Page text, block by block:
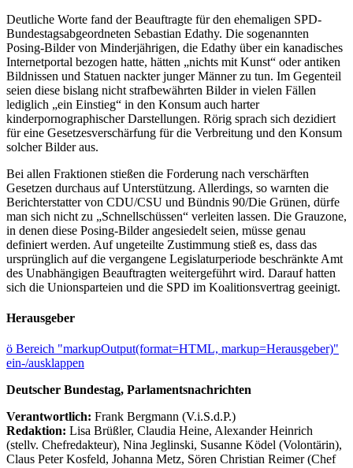
Deutliche Worte fand der Beauftragte für den ehemaligen SPD-
Bundestagsabgeordneten Sebastian Edathy. Die sogenannten
Posing-Bilder von Minderjährigen, die Edathy über ein kanadisches
Internetportal bezogen hatte, hätten „nichts mit Kunst“ oder antiken
Bildnissen und Statuen nackter junger Männer zu tun. Im Gegenteil
seien diese bislang nicht strafbewährten Bilder in vielen Fällen
lediglich „ein Einstieg“ in den Konsum auch harter
kinderpornographischer Darstellungen. Rörig sprach sich dezidiert
für eine Gesetzesverschärfung für die Verbreitung und den Konsum
solcher Bilder aus.
Bei allen Fraktionen stießen die Forderung nach verschärften
Gesetzen durchaus auf Unterstützung. Allerdings, so warnten die
Berichterstatter von CDU/CSU und Bündnis 90/Die Grünen, dürfe
man sich nicht zu „Schnellschüssen“ verleiten lassen. Die Grauzone,
in denen diese Posing-Bilder angesiedelt seien, müsse genau
definiert werden. Auf ungeteilte Zustimmung stieß es, dass das
ursprünglich auf die vergangene Legislaturperiode beschränkte Amt
des Unabhängigen Beauftragten weitergeführt wird. Darauf hatten
sich die Unionsparteien und die SPD im Koalitionsvertrag geeinigt.
Herausgeber
ö Bereich "markupOutput(format=HTML, markup=Herausgeber)"
ein-/ausklappen
Deutscher Bundestag, Parlamentsnachrichten
Verantwortlich: Frank Bergmann (V.i.S.d.P.)
Redaktion: Lisa Brüßler, Claudia Heine, Alexander Heinrich
(stellv. Chefredakteur), Nina Jeglinski, Susanne Ködel (Volontärin),
Claus Peter Kosfeld, Johanna Metz, Sören Christian Reimer (Chef